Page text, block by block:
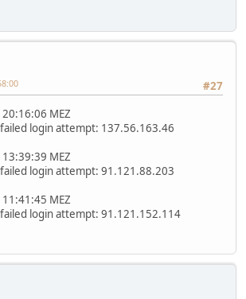
#27
MEZ
login attempt: 137.56.163.46
MEZ
login attempt: 91.121.88.203
MEZ
login attempt: 91.121.152.114